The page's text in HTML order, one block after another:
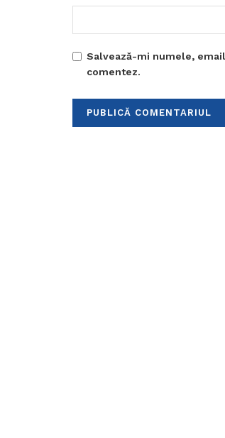
Salvează-mi numele,
comentez.